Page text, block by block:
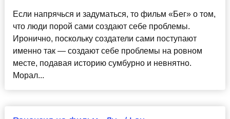
Если напрячься и задуматься, то фильм «Бег» о том,
что люди порой сами создают себе проблемы.
Иронично, поскольку создатели сами поступают
именно так — создают себе проблемы на ровном
месте, подавая историю сумбурно и невнятно.
Морал...